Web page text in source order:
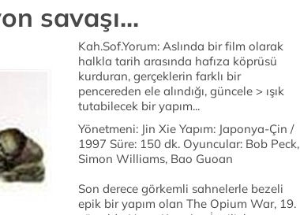
savaşı...
Kah.Sof.Yorum: Aslında bir film olarak
halkla tarih arasında hafıza köprüsü
kurduran, gerçeklerin farklı bir
pencereden ele alındığı, güncele > ışık
tutabilecek bir yapım...
Yönetmeni: Jin Xie Yapım: Japonya-Çin /
1997 Süre: 150 dk. Oyuncular: Bob Peck,
Simon Williams, Bao Guoan
Son derece görkemli sahnelerle bezeli
epik bir yapım olan The Opium War, 19.